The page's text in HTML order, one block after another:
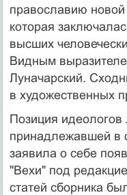
православию новой
которая
высших
Видным
Луначарский.
в художественных
Позиция идеологов
принадлежавшей в
заявила о себе
"Вехи" под
статей сборника